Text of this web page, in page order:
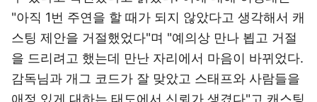
"아직 1번 주연을 할 때가 되지 않았다고 생각해서 캐
스팅 제안을 거절했었다"며 "예의상 만나 뵙고 거절
을 드리려고 했는데 만난 자리에서 마음이 바뀌었다.
감독님과 개그 코드가 잘 맞았고 스태프와 사람들을
애정 있게 대하는 태도에서 신뢰가 생겼다"고 캐스팅